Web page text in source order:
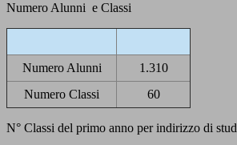
Numero Alunni e Classi
Numero Alunni
1.310
Numero Classi
60
N° Classi del primo anno per indirizzo di